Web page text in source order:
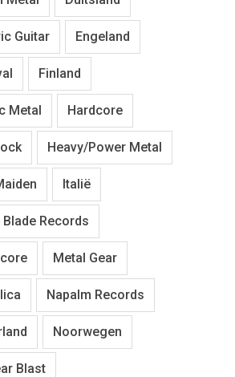
Guitar Engeland
Finland
Metal Hardcore
Heavy/Power Metal
Italië
Blade Records
Metal Gear
Napalm Records
Noorwegen
Blast